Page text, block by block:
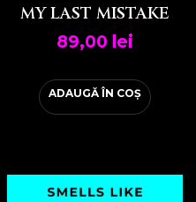
MY LAST MISTAKE
89,00 lei
ADAUGĂ ÎN COȘ